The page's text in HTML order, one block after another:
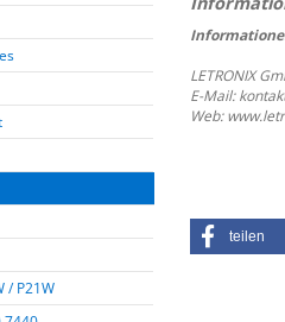
LETRONIX
E-Mail:
Web:
teilen
/ P21W